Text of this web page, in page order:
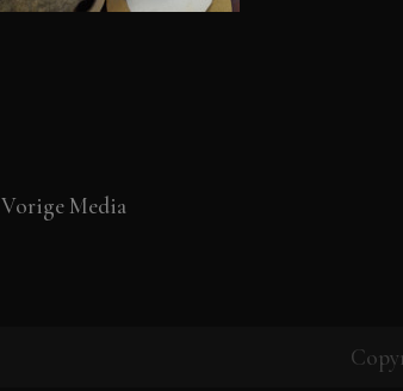
Vorige Media